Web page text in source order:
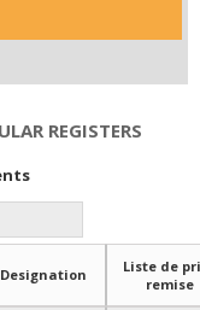
REGISTERS
Designation
Liste de
remise